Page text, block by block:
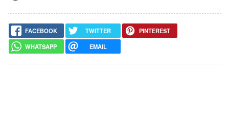
FACEBOOK TWITTER
PINTEREST
WHATSAPP
EMAIL